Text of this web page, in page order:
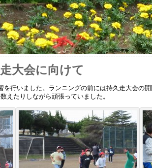
大会に向けて
を行いました。ランニングの前には持久走大会の
えたりしながら頑張っていました。